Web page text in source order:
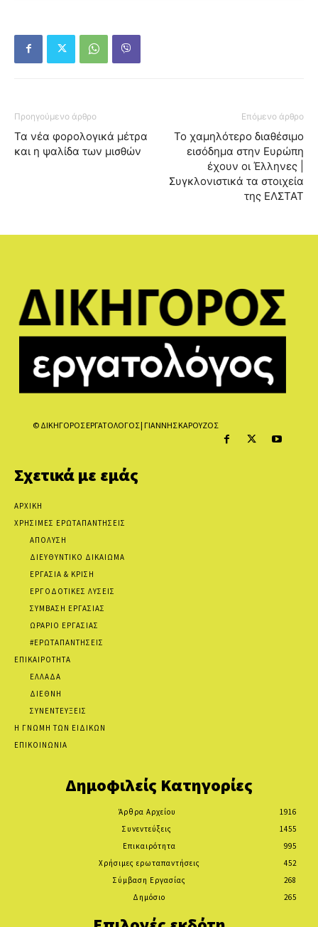
Προηγούμενο άρθρο
Τα νέα φορολογικά μέτρα
και η ψαλίδα των μισθών
Επόμενο άρθρο
Το χαμηλότερο διαθέσιμο
εισόδημα στην Ευρώπη
έχουν οι Έλληνες |
Συγκλονιστικά τα στοιχεία
της ΕΛΣΤΑΤ
© ΔΙΚΗΓΟΡΟΣ ΕΡΓΑΤΟΛΟΓΟΣ | ΓΙΑΝΝΗΣ ΚΑΡΟΥΖΟΣ
Σχετικά με εμάς
ΑΡΧΙΚΗ
ΧΡΗΣΙΜΕΣ ΕΡΩΤΑΠΑΝΤΗΣΕΙΣ
ΑΠΟΛΥΣΗ
ΔΙΕΥΘΥΝΤΙΚΟ ΔΙΚΑΙΩΜΑ
ΕΡΓΑΣΙΑ & ΚΡΙΣΗ
ΕΡΓΟΔΟΤΙΚΕΣ ΛΥΣΕΙΣ
ΣΥΜΒΑΣΗ ΕΡΓΑΣΙΑΣ
ΩΡΑΡΙΟ ΕΡΓΑΣΙΑΣ
#ΕΡΩΤΑΠΑΝΤΗΣΕΙΣ
ΕΠΙΚΑΙΡΟΤΗΤΑ
ΕΛΛΑΔΑ
ΔΙΕΘΝΗ
ΣΥΝΕΝΤΕΥΞΕΙΣ
Η ΓΝΩΜΗ ΤΩΝ ΕΙΔΙΚΩΝ
ΕΠΙΚΟΙΝΩΝΙΑ
Δημοφιλείς Κατηγορίες
Άρθρα Αρχείου
1916
Συνεντεύξεις
1455
Επικαιρότητα
995
Χρήσιμες ερωταπαντήσεις
452
Σύμβαση Εργασίας
268
Δημόσιο
265